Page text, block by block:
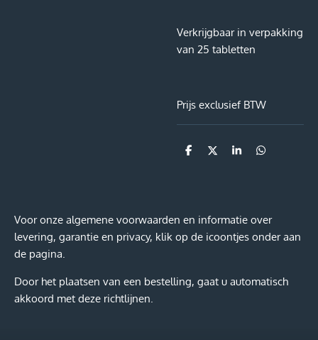
Verkrijgbaar in verpakking
van 25 tabletten
Prijs exclusief BTW
D
D
S
D
Voor onze algemene voorwaarden en informatie over
levering, garantie en privacy, klik op de icoontjes onder aan
de pagina.
Door het plaatsen van een bestelling, gaat u automatisch
akkoord met deze richtlijnen.